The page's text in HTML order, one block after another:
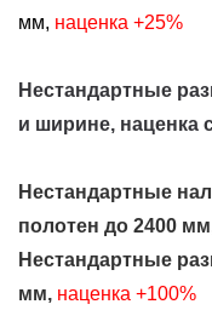
мм, наценка +25%
Нестандартные
и ширине, наценка
Нестандартные
полотен до 2400 мм
Нестандартные
мм, наценка +100%